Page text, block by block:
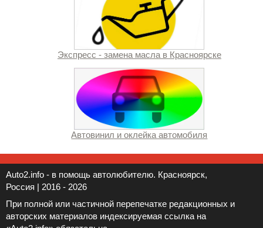
Экспресс - замена масла в Красноярске
Автовинил и оклейка автомобиля
Auto2.info - в помощь автолюбителю. Красноярск,
Россия | 2016 - 2026
При полной или частичной перепечатке редакционных и
авторских материалов индексируемая ссылка на